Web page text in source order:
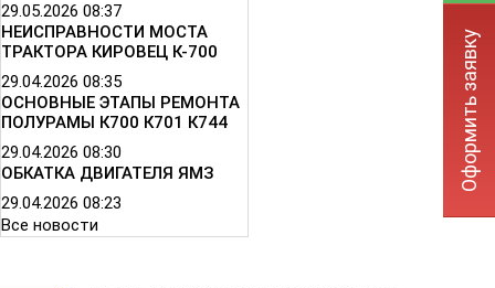
29.05.2026 08:37
НЕИСПРАВНОСТИ МОСТА
ТРАКТОРА КИРОВЕЦ К-700
29.04.2026 08:35
ОСНОВНЫЕ ЭТАПЫ РЕМОНТА
ПОЛУРАМЫ К700 К701 К744
29.04.2026 08:30
ОБКАТКА ДВИГАТЕЛЯ ЯМЗ
29.04.2026 08:23
Все новости
Оформить заявку